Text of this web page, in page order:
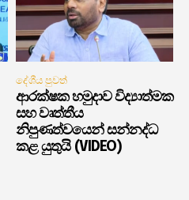
දේශීය පුවත්
ආරක්ෂක හමුදාව විද්‍යාත්මක
සහ වෘත්තීය
නිපුණත්වයෙන් සන්නද්ධ
කළ යුතුයි (VIDEO)